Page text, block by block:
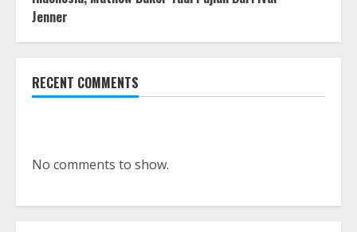
Jenner
RECENT COMMENTS
No comments to show.